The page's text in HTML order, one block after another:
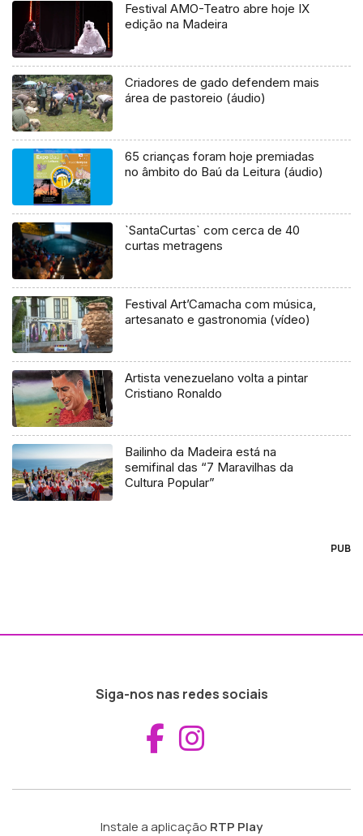
Festival AMO-Teatro abre hoje IX
edição na Madeira
Criadores de gado defendem mais
área de pastoreio (áudio)
65 crianças foram hoje premiadas
no âmbito do Baú da Leitura (áudio)
`SantaCurtas` com cerca de 40
curtas metragens
Festival Art’Camacha com música,
artesanato e gastronomia (vídeo)
Artista venezuelano volta a pintar
Cristiano Ronaldo
Bailinho da Madeira está na
semifinal das “7 Maravilhas da
Cultura Popular”
PUB
Siga-nos nas redes sociais
Aceder ao
Instale a aplicação RTP Play